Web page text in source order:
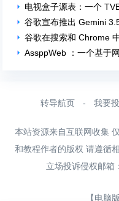
电视盒子源表：一个
谷歌宣布推出 Gemini
谷歌在搜索和 Chrome
AssppWeb ：一个基于
转导航页 - 我要
本站资源来自互联网收集
和教程作者的版权 请遵循
立场投诉侵权邮箱：
【电脑版